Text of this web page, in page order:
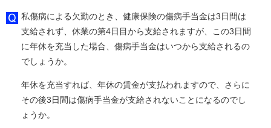
私傷病による欠勤のとき、健康保険の傷病手当金は3日間は
支給されず、休業の第4日目から支給されますが、この3日間
に年休を充当した場合、傷病手当金はいつから支給されるの
でしょうか。
年休を充当すれば、年休の賃金が支払われますので、さらに
その後3日間は傷病手当金が支給されないことになるのでし
ょうか。